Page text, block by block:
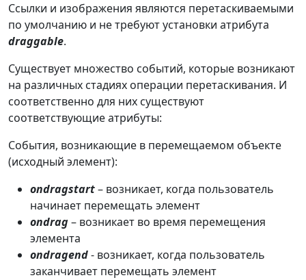
Ссылки и изображения являются перетаскиваемыми
по умолчанию и не требуют установки атрибута
draggable.
Существует множество событий, которые возникают
на различных стадиях операции перетаскивания. И
соответственно для них существуют
соответствующие атрибуты:
События, возникающие в перемещаемом объекте
(исходный элемент):
ondragstart– возникает, когда пользователь
начинает перемещать элемент
ondrag– возникает во время перемещения
элемента
ondragend- возникает, когда пользователь
заканчивает перемещать элемент